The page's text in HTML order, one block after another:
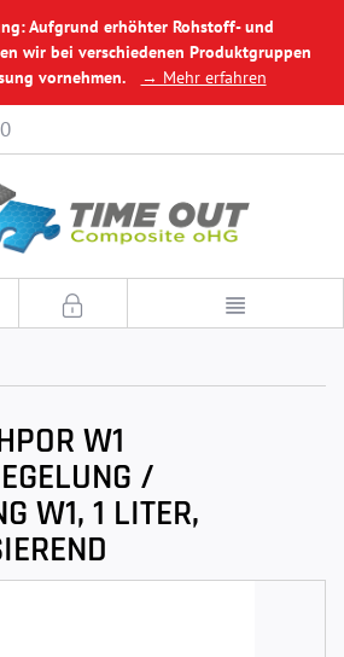
Aufgrund erhöhter Rohstoff- und
wir bei verschiedenen Produktgruppen
vornehmen.
→ Mehr erfahren
W1
/
W1, 1 LITER,